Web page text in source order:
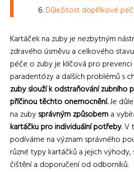
Důležitost doplňkové
Kartáček na zuby je nezbytným
zdravého úsměvu a celkového
péče o zuby je klíčová pro prevenci
paradentózy a dalších problémů s
zuby slouží k odstraňování zubního
příčinou těchto onemocnění.Je
na zubysprávným způsobema
kartáčku pro individuální potřeby. V
podíváme na význam správného
různé typy kartáčků a jejich výhody,
čištění a doporučení od odborníků.